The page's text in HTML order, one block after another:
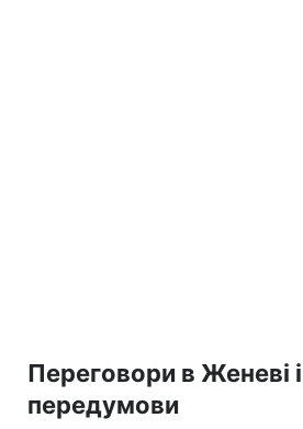
Переговори в Женеві і
передумови